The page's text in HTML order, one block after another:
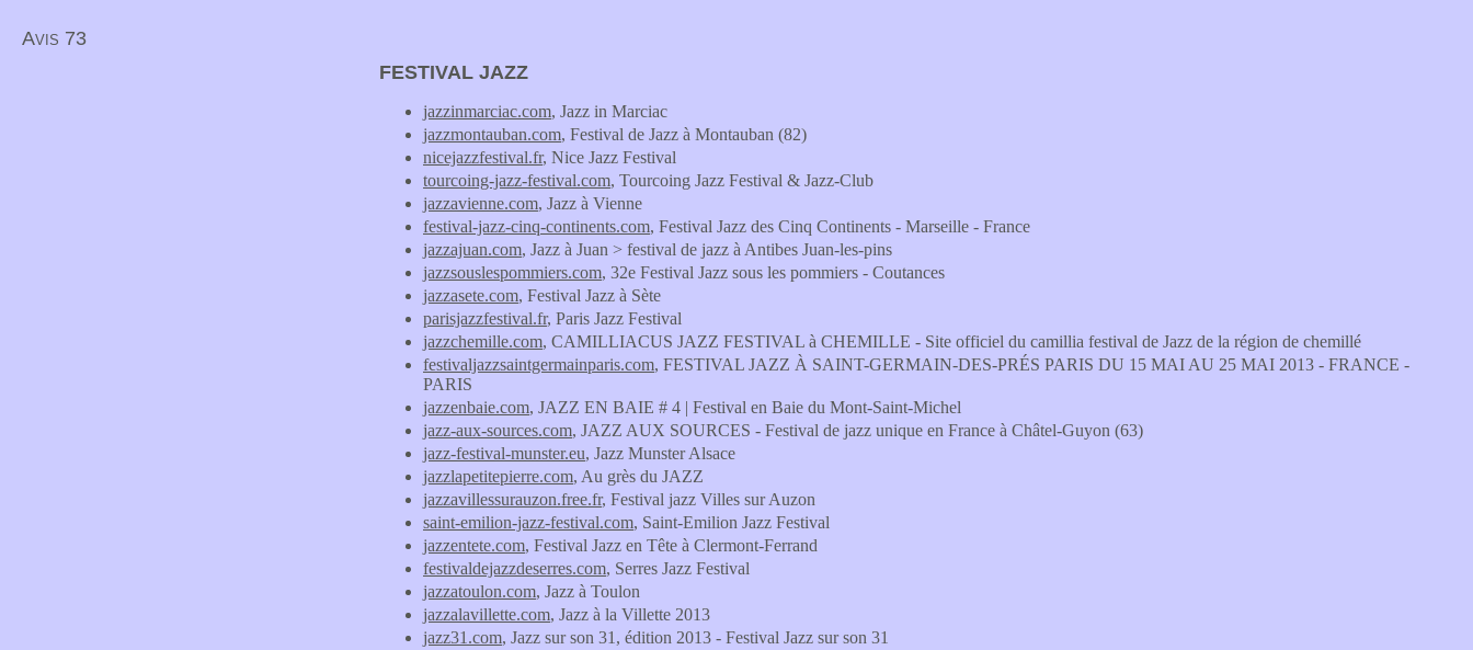
Avis 73
FESTIVAL JAZZ
jazzinmarciac.com, Jazz in Marciac
jazzmontauban.com, Festival de Jazz à Montauban (82)
nicejazzfestival.fr, Nice Jazz Festival
tourcoing-jazz-festival.com, Tourcoing Jazz Festival & Jazz-Club
jazzavienne.com, Jazz à Vienne
festival-jazz-cinq-continents.com, Festival Jazz des Cinq Continents - Marseille - France
jazzajuan.com, Jazz à Juan > festival de jazz à Antibes Juan-les-pins
jazzsouslespommiers.com, 32e Festival Jazz sous les pommiers - Coutances
jazzasete.com, Festival Jazz à Sète
parisjazzfestival.fr, Paris Jazz Festival
jazzchemille.com, CAMILLIACUS JAZZ FESTIVAL à CHEMILLE - Site officiel du camillia festival de Jazz de la région de chemillé
festivaljazzsaintgermainparis.com, FESTIVAL JAZZ À SAINT-GERMAIN-DES-PRÉS PARIS DU 15 MAI AU 25 MAI 2013 - FRANCE -
PARIS
jazzenbaie.com, JAZZ EN BAIE # 4 | Festival en Baie du Mont-Saint-Michel
jazz-aux-sources.com, JAZZ AUX SOURCES - Festival de jazz unique en France à Châtel-Guyon (63)
jazz-festival-munster.eu, Jazz Munster Alsace
jazzlapetitepierre.com, Au grès du JAZZ
jazzavillessurauzon.free.fr, Festival jazz Villes sur Auzon
saint-emilion-jazz-festival.com, Saint-Emilion Jazz Festival
jazzentete.com, Festival Jazz en Tête à Clermont-Ferrand
festivaldejazzdeserres.com, Serres Jazz Festival
jazzatoulon.com, Jazz à Toulon
jazzalavillette.com, Jazz à la Villette 2013
jazz31.com, Jazz sur son 31, édition 2013 - Festival Jazz sur son 31